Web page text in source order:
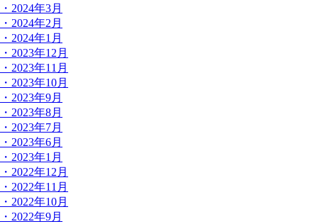
・2024年3月
・2024年2月
・2024年1月
・2023年12月
・2023年11月
・2023年10月
・2023年9月
・2023年8月
・2023年7月
・2023年6月
・2023年1月
・2022年12月
・2022年11月
・2022年10月
・2022年9月